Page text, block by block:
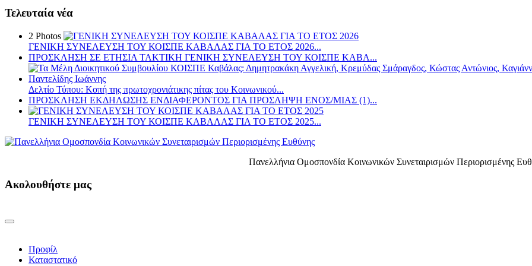
Τελευταία νέα
2 Photos
ΓΕΝΙΚΗ ΣΥΝΕΛΕΥΣΗ ΤΟΥ ΚΟΙΣΠΕ ΚΑΒΑΛΑΣ ΓΙΑ ΤΟ ΕΤΟΣ 2026...
ΠΡΟΣΚΛΗΣΗ ΣΕ ΕΤΗΣΙΑ TAKTIKH ΓΕΝΙΚΗ ΣΥΝΕΛΕΥΣΗ ΤΟΥ ΚΟΙΣΠΕ ΚΑΒΑ...
Δελτίο Τύπου: Κοπή της πρωτοχρονιάτικης πίτας του Κοινωνικού...
ΠΡΟΣΚΛΗΣΗ ΕΚΔΗΛΩΣΗΣ ΕΝΔΙΑΦΕΡΟΝΤΟΣ ΓΙΑ ΠΡΟΣΛΗΨΗ ΕΝOΣ/ΜΙΑΣ (1)...
ΓΕΝΙΚΗ ΣΥΝΕΛΕΥΣΗ ΤΟΥ ΚΟΙΣΠΕ ΚΑΒΑΛΑΣ ΓΙΑ ΤΟ ΕΤΟΣ 2025...
Πανελλήνια Ομοσπονδία Κοινωνικών Συνεταιρισμών Περιορισμένης
Ακολουθήστε μας
Προφίλ
Καταστατικό